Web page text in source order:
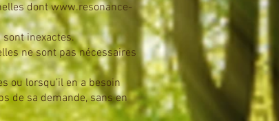
dontwww.resonance-
inexactes.
ne sont pas nécessaires
ou lorsqu’il en a besoin
de sa demande, sans en